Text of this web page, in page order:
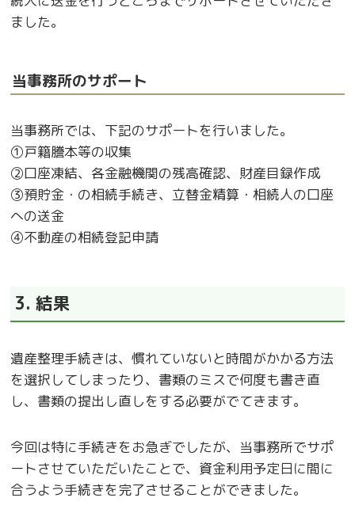
ました。
当事務所のサポート
当事務所では、下記のサポートを行いました。
①戸籍謄本等の収集
➁口座凍結、各金融機関の残高確認、財産目録作成
③預貯金・の相続手続き、立替金精算・相続人の口座
への送金
④不動産の相続登記申請
3. 結果
遺産整理手続きは、慣れていないと時間がかかる方法
を選択してしまったり、書類のミスで何度も書き直
し、書類の提出し直しをする必要がでてきます。
今回は特に手続きをお急ぎでしたが、当事務所でサポ
ートさせていただいたことで、資金利用予定日に間に
合うよう手続きを完了させることができました。